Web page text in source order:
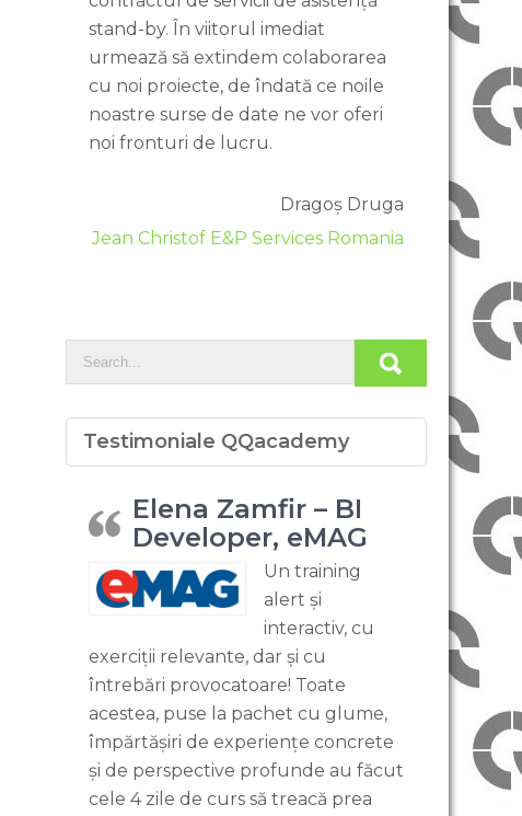
stand-by. În viitorul imediat
urmează să extindem colaborarea
cu noi proiecte, de îndată ce noile
noastre surse de date ne vor oferi
noi fronturi de lucru.
Dragoș Druga
Jean Christof E&P Services Romania
Testimoniale QQacademy
Elena Zamfir – BI
Developer, eMAG
Un training
alert și
interactiv, cu
exerciții relevante, dar și cu
întrebări provocatoare! Toate
acestea, puse la pachet cu glume,
împărtășiri de experiențe concrete
și de perspective profunde au făcut
cele 4 zile de curs să treacă prea